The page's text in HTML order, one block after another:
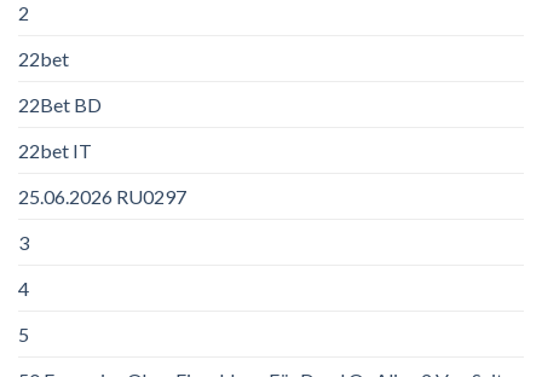
2
22bet
22Bet BD
22bet IT
25.06.2026 RU0297
3
4
5